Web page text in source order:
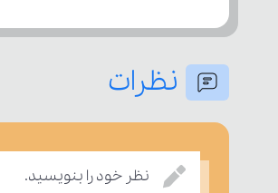
نظرات
نظر خود را بنویسید.